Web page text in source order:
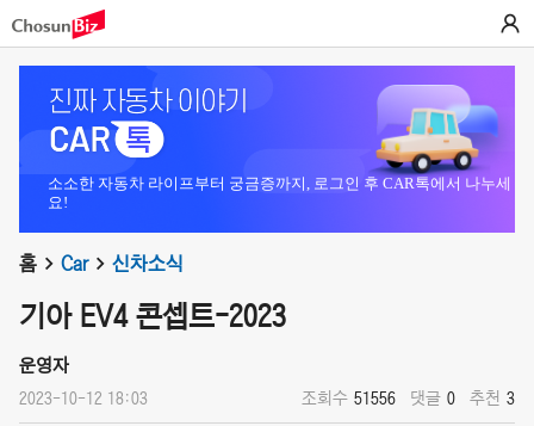
소소한 자동차 라이프부터 궁금증까지, 로그인 후 CAR톡에서 나누세
요!
홈 Car 신차소식
기아 EV4 콘셉트-2023
운영자
2023-10-12 18:03 조회수 51556 댓글 0 추천 3